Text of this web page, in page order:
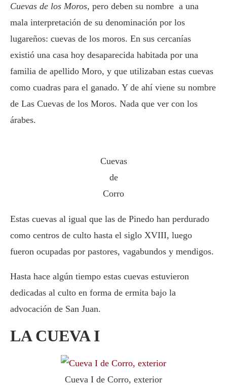
Cuevas de los Moros, pero deben su nombre a una
mala interpretación de su denominación por los
lugareños: cuevas de los moros. En sus cercanías
existió una casa hoy desaparecida habitada por una
familia de apellido Moro, y que utilizaban estas cuevas
como cuadras para el ganado. Y de ahí viene su nombre
de Las Cuevas de los Moros. Nada que ver con los
árabes.
Cuevas
de
Corro
Estas cuevas al igual que las de Pinedo han perdurado
como centros de culto hasta el siglo XVIII, luego
fueron ocupadas por pastores, vagabundos y mendigos.
Hasta hace algún tiempo estas cuevas estuvieron
dedicadas al culto en forma de ermita bajo la
advocación de San Juan.
LA CUEVA I
Cueva I de Corro, exterior